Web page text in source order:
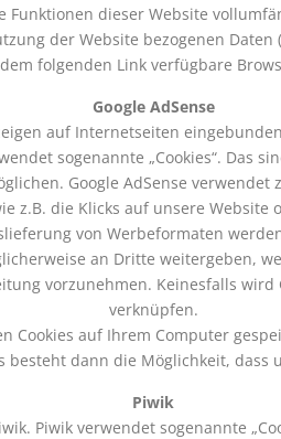
Funktionen dieser Website
der Website bezogenen
folgenden Link verfügbare
Google AdSense
auf Internetseiten
sogenannte „Cookies“.
Google AdSense
z.B. die Klicks auf unsere
von Werbeformaten
an Dritte weitergeben,
vorzunehmen. Keinesfalls
verknüpfen.
Cookies auf Ihrem Computer
dann die Möglichkeit,
Piwik
Piwik verwendet sogenannte